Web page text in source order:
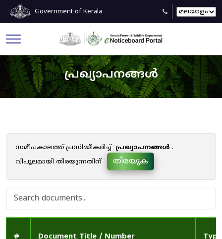
Government of Kerala
പ്രഖ്യാപനങ്ങൾ
സമീപകാലത്ത് പ്രസിദ്ധീകരിച്ച് പ്രഖ്യാപനങ്ങൾ .
വിപുലമായി തിരയുന്നതിന്
തിരയുക
# Document Title / Number Type